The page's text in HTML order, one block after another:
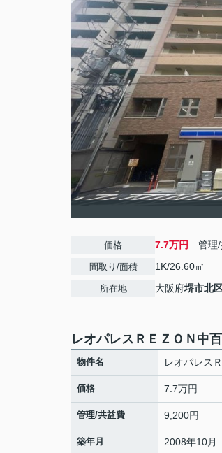
価格 7.7万円 管理/
間取り/面積 1K/26.60㎡
所在地 大阪府堺市北
レオパレスＲＥＺＯＮ中
物件名 レオパレス
価格 7.7万円
管理/共益費 9,200円
築年月 2008年10月